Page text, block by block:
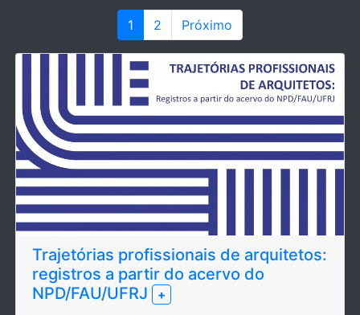
1 2 Próximo
Trajetórias profissionais de arquitetos:
registros a partir do acervo do
NPD/FAU/UFRJ
+